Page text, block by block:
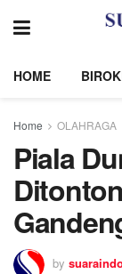
HOME
Home OLAHRAGA
Piala
by